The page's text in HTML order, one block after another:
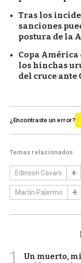
Tras los
sanciones
postura de la
Copa América
los hinchas
del cruce ante
¿Encontraste un error?
Temas relacionados
Edinson Cavani
Martín Palermo
1
Un muerto,